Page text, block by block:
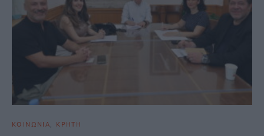
ΚΟΙΝΩΝΙΑ ΚΡΗΤΗ